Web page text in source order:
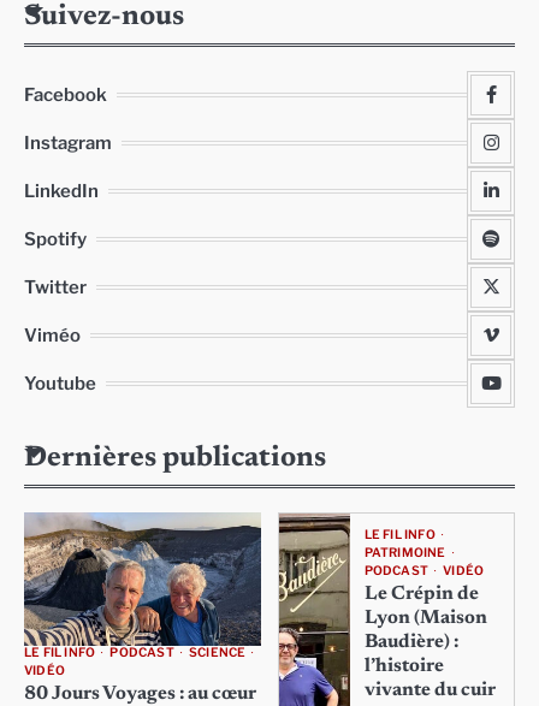
Suivez-nous
Facebook
Instagram
LinkedIn
Spotify
Twitter
Viméo
Youtube
Dernières publications
LE FIL INFO PODCAST
SCIENCE
VIDÉO
80 Jours Voyages : au cœur
LE FIL INFO
PATRIMOINE
PODCAST
VIDÉO
Le Crépin de
Lyon (Maison
Baudière) :
l’histoire
vivante du cuir